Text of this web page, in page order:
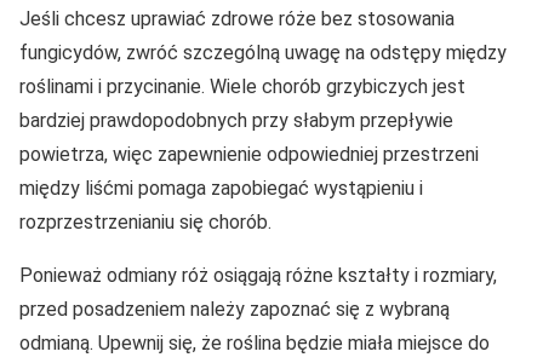
Jeśli chcesz uprawiać zdrowe róże bez stosowania
fungicydów, zwróć szczególną uwagę na odstępy między
roślinami i przycinanie. Wiele chorób grzybiczych jest
bardziej prawdopodobnych przy słabym przepływie
powietrza, więc zapewnienie odpowiedniej przestrzeni
między liśćmi pomaga zapobiegać wystąpieniu i
rozprzestrzenianiu się chorób.
Ponieważ odmiany róż osiągają różne kształty i rozmiary,
przed posadzeniem należy zapoznać się z wybraną
odmianą. Upewnij się, że roślina będzie miała miejsce do